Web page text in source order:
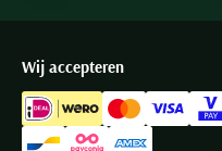
Wij accepteren